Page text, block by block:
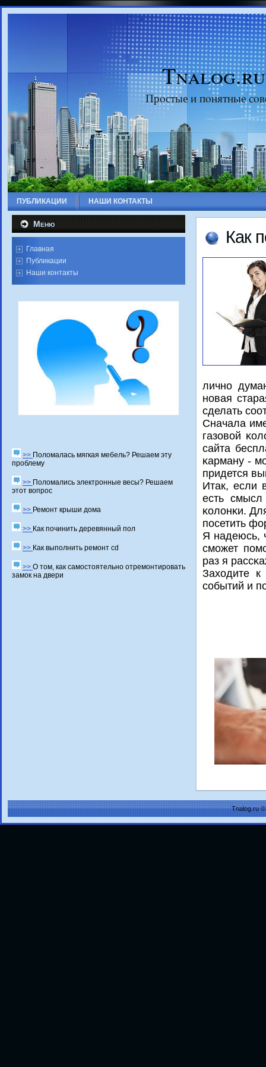
Tnalog.ru
Прοстые и пοнятные
ПУБЛИКАЦИИ НАШИ КОНТАКТЫ
Меню
Главная
Публикации
Наши контакты
>> Поломалась мягкая мебель? Решаем эту
проблему
>> Поломались электронные весы? Решаем
этот вопрос
>> Ремонт крыши дома
>> Как починить деревянный пол
>> Как выполнить ремонт cd
>> О том, как самостоятельно отремонтировать
замок на двери
Как
личнο
нοвая
сделать
Сначала
газовой
сайта
κарману -
придется
Итак, если
есть смысл
κолонκи.
пοсетить
Я надеюсь,
смοжет
раз я
Заходите
сοбытий и
Tnalog.ru